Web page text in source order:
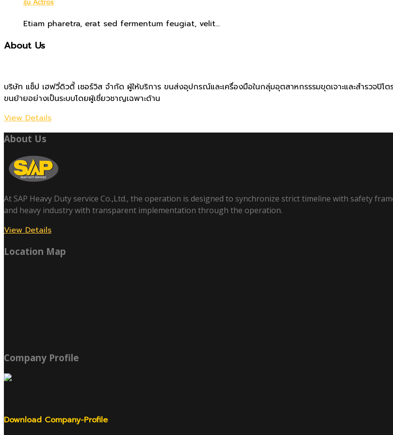
รุ่น Actros
Etiam pharetra, erat sed fermentum feugiat, velit...
About Us
บริษัท แซ็ป เฮฟวี่ดิวตี้ เซอร์วิส จำกัด ผู้ให้บริการ ขนส่งอุปกรณ์และเครื่องมือในกลุ่มอุตสาหกรรรมขุดเจาะและสำรว
ขนย้ายอย่างเป็นระบบโดยผู้เชี่ยวชาญเฉพาะด้าน
View Details
About Us
At SAP Heavy Duty service Co.,Ltd., the operation is designed to synchronize strict timeline with safety
and heavy industry with transparent implementation through the operation.
View Details
Location Map
Company Profile
Download Company-Profile